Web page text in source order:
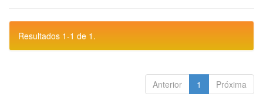
Resultados 1-1 de 1.
Anterior 1 Próxima